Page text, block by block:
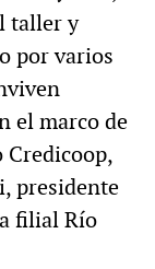
taller y
por varios
el marco de
presidente
filial Río